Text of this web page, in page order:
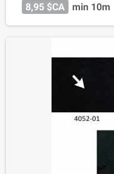
8,95 $CA min 10m